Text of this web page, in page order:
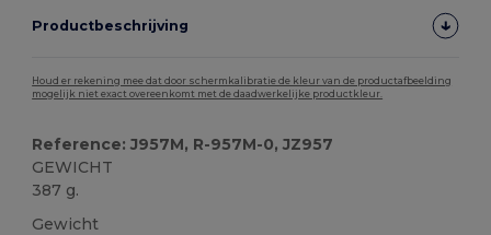
Productbeschrijving
Houd er rekening mee dat door schermkalibratie de kleur van de productafbeelding
mogelijk niet exact overeenkomt met de daadwerkelijke productkleur.
Reference: J957M, R-957M-0, JZ957
GEWICHT
387 g.
Gewicht